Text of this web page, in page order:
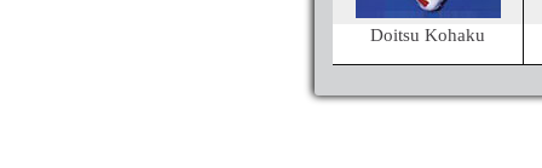
Doitsu Kohaku